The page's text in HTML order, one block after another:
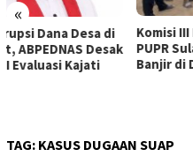
«
Komisi III DPRD, BPBD, dan
PUPR Sula Tinjau Dampak
Banjir di Desa Waisakai
TAG: KASUS DUGAAN SUAP